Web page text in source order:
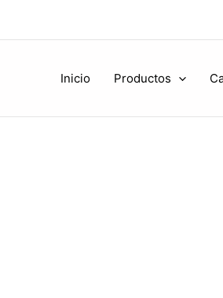
Inicio Productos